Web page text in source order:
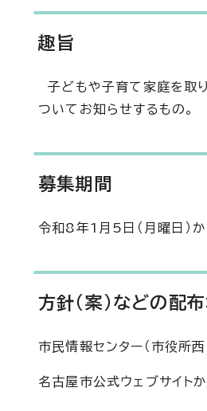
趣旨
子どもや子育て家庭を取
ついてお知らせするもの。
募集期間
令和8年1月5日（月曜日）
方針（案）などの配
市民情報センター（市役所
名古屋市公式ウェブサイト